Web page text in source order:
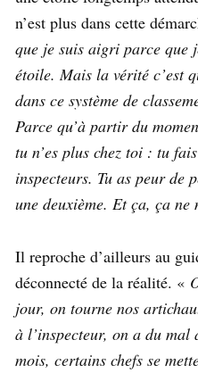
n’est plus dans cette
que je suis aigri parce que
étoile. Mais la vérité c’est
dans ce système de
Parce qu’à partir du
tu n’es plus chez toi : tu
inspecteurs. Tu as peur de
une deuxième. Et ça, ça ne
Il reproche d’ailleurs au
déconnecté de la réalité. «
jour, on tourne nos
à l’inspecteur, on a du
mois, certains chefs se